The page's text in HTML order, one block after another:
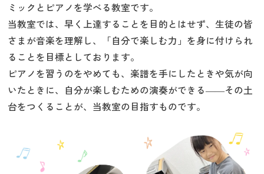
ミックとピアノを学べる教室です。
当教室では、早く上達することを目的とはせず、生徒の皆
さまが音楽を理解し、「自分で楽しむ力」を身に付けられ
ることを目標としております。
ピアノを習うのをやめても、楽譜を手にしたときや気が向
いたときに、自分が楽しむための演奏ができる――その土
台をつくることが、当教室の目指すものです。